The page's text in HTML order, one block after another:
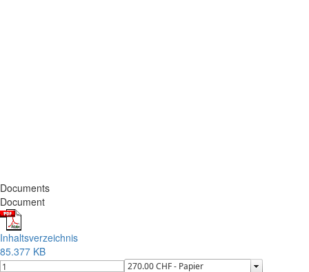
Documents
Document
Inhaltsverzeichnis
85.377 KB